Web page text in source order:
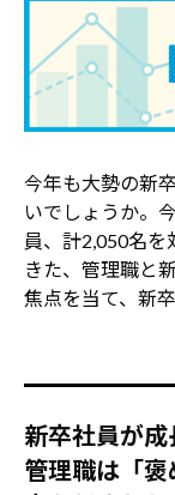
今年も大勢の新
いでしょうか。
員、計2,050名を
きた、管理職と
焦点を当て、新
新卒社員が成
管理職は「